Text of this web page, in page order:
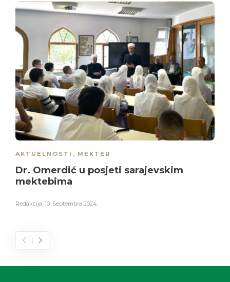
AKTUELNOSTI , MEKTEB
Dr. Omerdić u posjeti sarajevskim
mektebima
Redakcija, 10. Septembra 2024.